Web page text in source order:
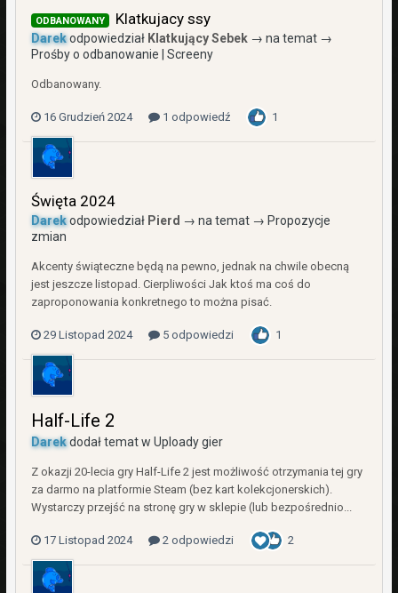
ODBANOWANY Klatkujacy ssy
Darekodpowiedział Klatkujący Sebek→ na temat →
Prośby o odbanowanie | Screeny
Odbanowany.
16 Grudzień 2024 1 odpowiedź 1
Święta 2024
Darekodpowiedział Pierd → na temat → Propozycje
zmian
Akcenty świąteczne będą na pewno, jednak na chwile obecną
jest jeszcze listopad. Cierpliwości Jak ktoś ma coś do
zaproponowania konkretnego to można pisać.
29 Listopad 2024 5 odpowiedzi 1
Half-Life 2
Darekdodał temat w Uploady gier
Z okazji 20-lecia gry Half-Life 2 jest możliwość otrzymania tej gry
za darmo na platformie Steam (bez kart kolekcjonerskich).
Wystarczy przejść na stronę gry w sklepie (lub bezpośrednio...
17 Listopad 2024 2 odpowiedzi 2